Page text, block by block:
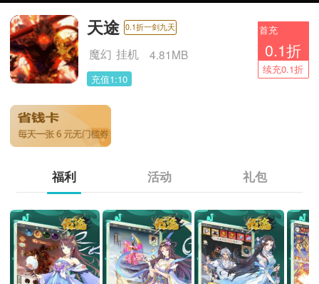
天途 0.1折一剑九天
魔幻 挂机 4.81MB
充值1:10
首充
0.1折
续充0.1折
福利 活动 礼包